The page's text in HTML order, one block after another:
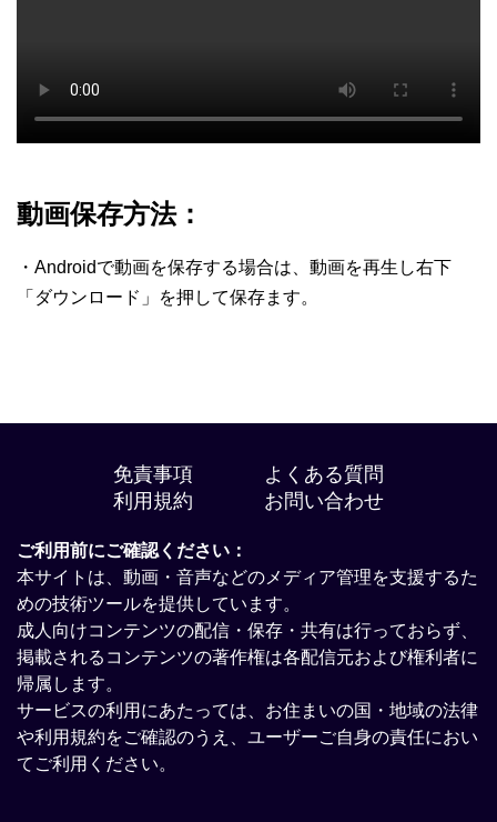
動画保存方法：
・Androidで動画を保存する場合は、動画を再生し右下
「ダウンロード」を押して保存ます。
免責事項
よくある質問
利用規約
お問い合わせ
ご利用前にご確認ください：
本サイトは、動画・音声などのメディア管理を支援するた
めの技術ツールを提供しています。
成人向けコンテンツの配信・保存・共有は行っておらず、
掲載されるコンテンツの著作権は各配信元および権利者に
帰属します。
サービスの利用にあたっては、お住まいの国・地域の法律
や利用規約をご確認のうえ、ユーザーご自身の責任におい
てご利用ください。